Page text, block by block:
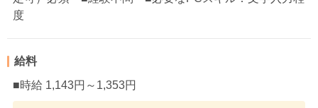
度
給料
■時給 1,143円～1,353円